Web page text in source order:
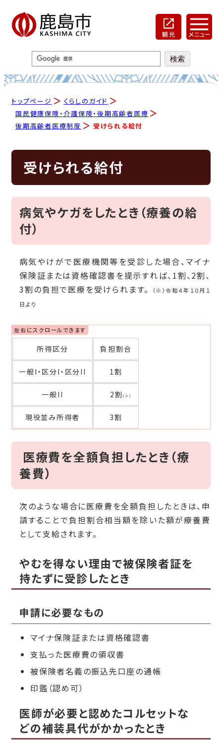
トップページ
くらしのガイド
国民健康保険・介護保険・後期高齢者医療
後期高齢者医療制度
受けられる給付
受けられる給付
病気やケガをしたとき（療養の給
付）
病気やけがで医療機関等を受診した場合、マイナ
保険証または資格確認書を提示すれば、1割、2割、
3割の負担で医療を受けられます。
（※）令和４年１０月１
日より
所得区分 負担割合
一般I・区分I・区分II 1割
一般II 2割 (※）
現役並み所得者 3割
医療費を全額負担したとき（療
養費）
次のような場合に医療費を全額負担したときは、申
請することで負担割合相当額を除いた額が療養費
として支給されます。
やむを得ない理由で被保険者証を
持たずに受診したとき
申請に必要なもの
マイナ保険証または資格確認書
支払った医療費の領収書
被保険者名義の振込先口座の通帳
印鑑（認め可）
医師が必要と認めたコルセットな
どの補装具代がかかったとき